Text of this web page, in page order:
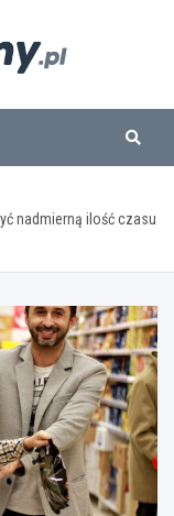
nadmierną ilość czasu